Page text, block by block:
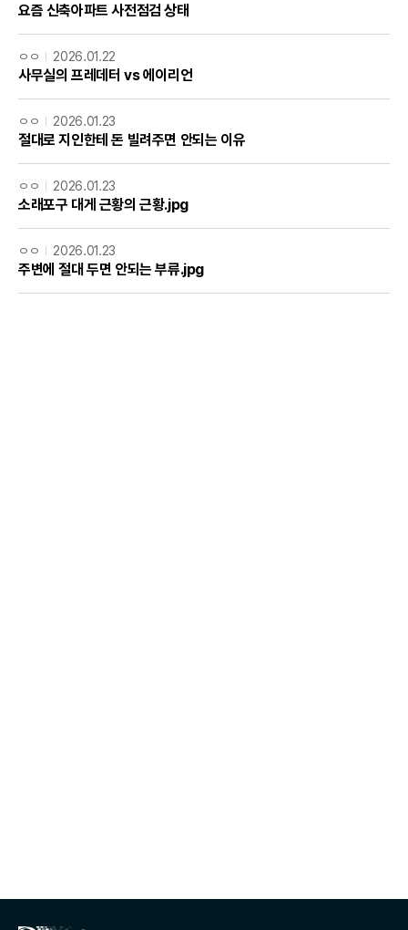
요즘 신축아파트 사전점검 상태
ㅇㅇ 2026.01.22
사무실의 프레데터 vs 에이리언
ㅇㅇ 2026.01.23
절대로 지인한테 돈 빌려주면 안되는 이유
ㅇㅇ 2026.01.23
소래포구 대게 근황의 근황.jpg
ㅇㅇ 2026.01.23
주변에 절대 두면 안되는 부류.jpg